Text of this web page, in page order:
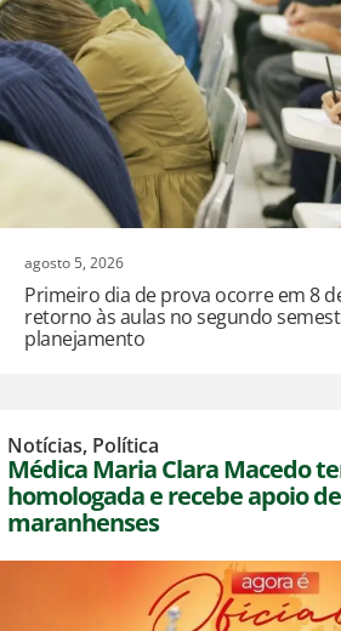
agosto 5, 2026
Primeiro dia de prova ocorre em 8
retorno às aulas no segundo
planejamento
Notícias, Política
Médica Maria Clara Macedo
homologada e recebe apoio
maranhenses